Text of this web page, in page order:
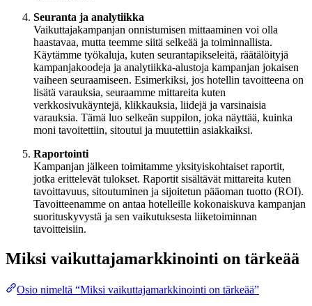
Seuranta ja analytiikka
Vaikuttajakampanjan onnistumisen mittaaminen voi olla
haastavaa, mutta teemme siitä selkeää ja toiminnallista.
Käytämme työkaluja, kuten seurantapikseleitä, räätälöityjä
kampanjakoodeja ja analytiikka-alustoja kampanjan jokaisen
vaiheen seuraamiseen. Esimerkiksi, jos hotellin tavoitteena on
lisätä varauksia, seuraamme mittareita kuten
verkkosivukäyntejä, klikkauksia, liidejä ja varsinaisia
varauksia. Tämä luo selkeän suppilon, joka näyttää, kuinka
moni tavoitettiin, sitoutui ja muutettiin asiakkaiksi.
Raportointi
Kampanjan jälkeen toimitamme yksityiskohtaiset raportit,
jotka erittelevät tulokset. Raportit sisältävät mittareita kuten
tavoittavuus, sitoutuminen ja sijoitetun pääoman tuotto (ROI).
Tavoitteenamme on antaa hotelleille kokonaiskuva kampanjan
suorituskyvystä ja sen vaikutuksesta liiketoiminnan
tavoitteisiin.
Miksi vaikuttajamarkkinointi on tärkeää
Osio nimeltä “Miksi vaikuttajamarkkinointi on tärkeää”